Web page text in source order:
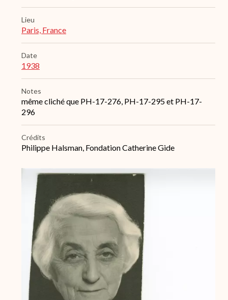
Lieu
Paris, France
Date
1938
Notes
même cliché que PH-17-276, PH-17-295 et PH-17-
296
Crédits
Philippe Halsman, Fondation Catherine Gide
Archive